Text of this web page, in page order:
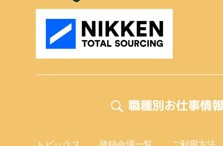
職種別お仕事情